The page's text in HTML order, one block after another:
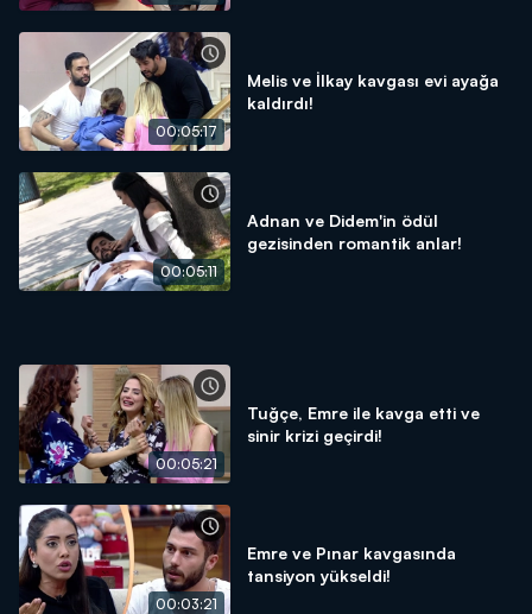
00:05:17
Melis ve İlkay kavgası evi ayağa
kaldırdı!
00:05:11
Adnan ve Didem'in ödül
gezisinden romantik anlar!
00:05:21
Tuğçe, Emre ile kavga etti ve
sinir krizi geçirdi!
00:03:21
Emre ve Pınar kavgasında
tansiyon yükseldi!